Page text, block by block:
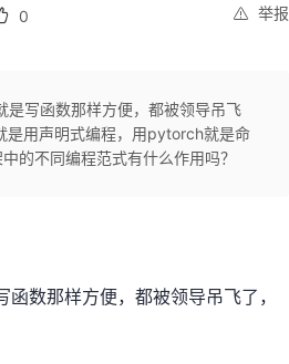
举报
0
是写函数那样方便，都被领导吊飞
是用声明式编程，用pytorch就是命
的不同编程范式有什么作用吗？
数那样方便，都被领导吊飞了，